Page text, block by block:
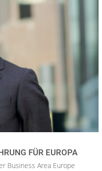
FÜR EUROPA
Business Area Europe